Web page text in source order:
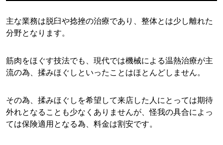
主な業務は脱臼や捻挫の治療であり、整体とは少し離れた
分野となります。
筋肉をほぐす技法でも、現代では機械による温熱治療が主
流の為、揉みほぐしといったことはほとんどしません。
その為、揉みほぐしを希望して来店した人にとっては期待
外れとなることも少なくありませんが、怪我の具合によっ
ては保険適用となる為、料金は割安です。